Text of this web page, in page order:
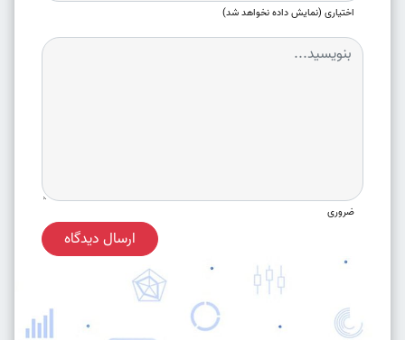
اختیاری (نمایش داده نخواهد شد)
ضروری
ارسال دیدگاه